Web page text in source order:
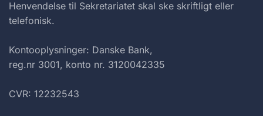
Henvendelse til Sekretariatet skal ske skriftligt eller
telefonisk.
Kontooplysninger: Danske Bank,
reg.nr 3001, konto nr. 3120042335
CVR: 12232543